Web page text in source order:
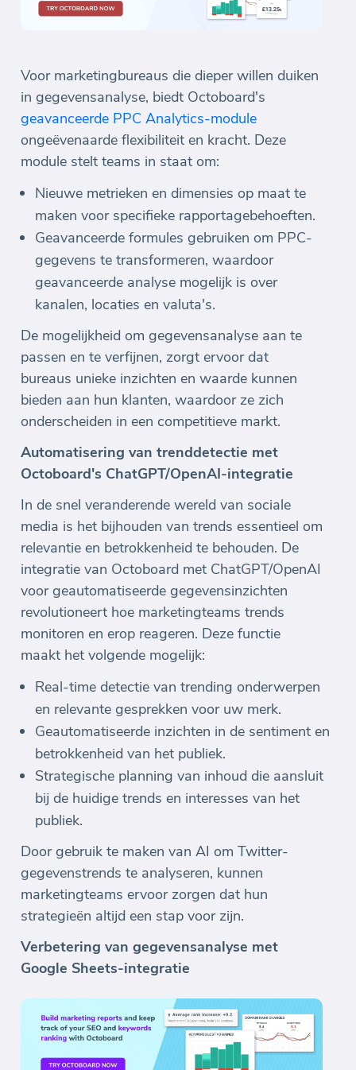
Voor marketingbureaus die dieper willen duiken
in gegevensanalyse, biedt Octoboard's
geavanceerde PPC Analytics-module
ongeëvenaarde flexibiliteit en kracht. Deze
module stelt teams in staat om:
Nieuwe metrieken en dimensies op maat te
maken voor specifieke rapportagebehoeften.
Geavanceerde formules gebruiken om PPC-
gegevens te transformeren, waardoor
geavanceerde analyse mogelijk is over
kanalen, locaties en valuta's.
De mogelijkheid om gegevensanalyse aan te
passen en te verfijnen, zorgt ervoor dat
bureaus unieke inzichten en waarde kunnen
bieden aan hun klanten, waardoor ze zich
onderscheiden in een competitieve markt.
Automatisering van trenddetectie met
Octoboard's ChatGPT/OpenAI-integratie
In de snel veranderende wereld van sociale
media is het bijhouden van trends essentieel om
relevantie en betrokkenheid te behouden. De
integratie van Octoboard met ChatGPT/OpenAI
voor geautomatiseerde gegevensinzichten
revolutioneert hoe marketingteams trends
monitoren en erop reageren. Deze functie
maakt het volgende mogelijk:
Real-time detectie van trending onderwerpen
en relevante gesprekken voor uw merk.
Geautomatiseerde inzichten in de sentiment en
betrokkenheid van het publiek.
Strategische planning van inhoud die aansluit
bij de huidige trends en interesses van het
publiek.
Door gebruik te maken van AI om Twitter-
gegevenstrends te analyseren, kunnen
marketingteams ervoor zorgen dat hun
strategieën altijd een stap voor zijn.
Verbetering van gegevensanalyse met
Google Sheets-integratie